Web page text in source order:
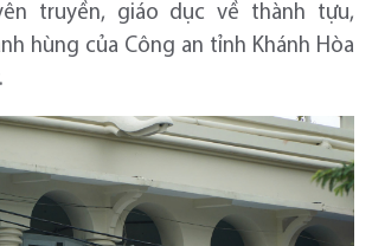
truyền, giáo dục về thành tựu,
hùng của Công an tỉnh Khánh Hòa